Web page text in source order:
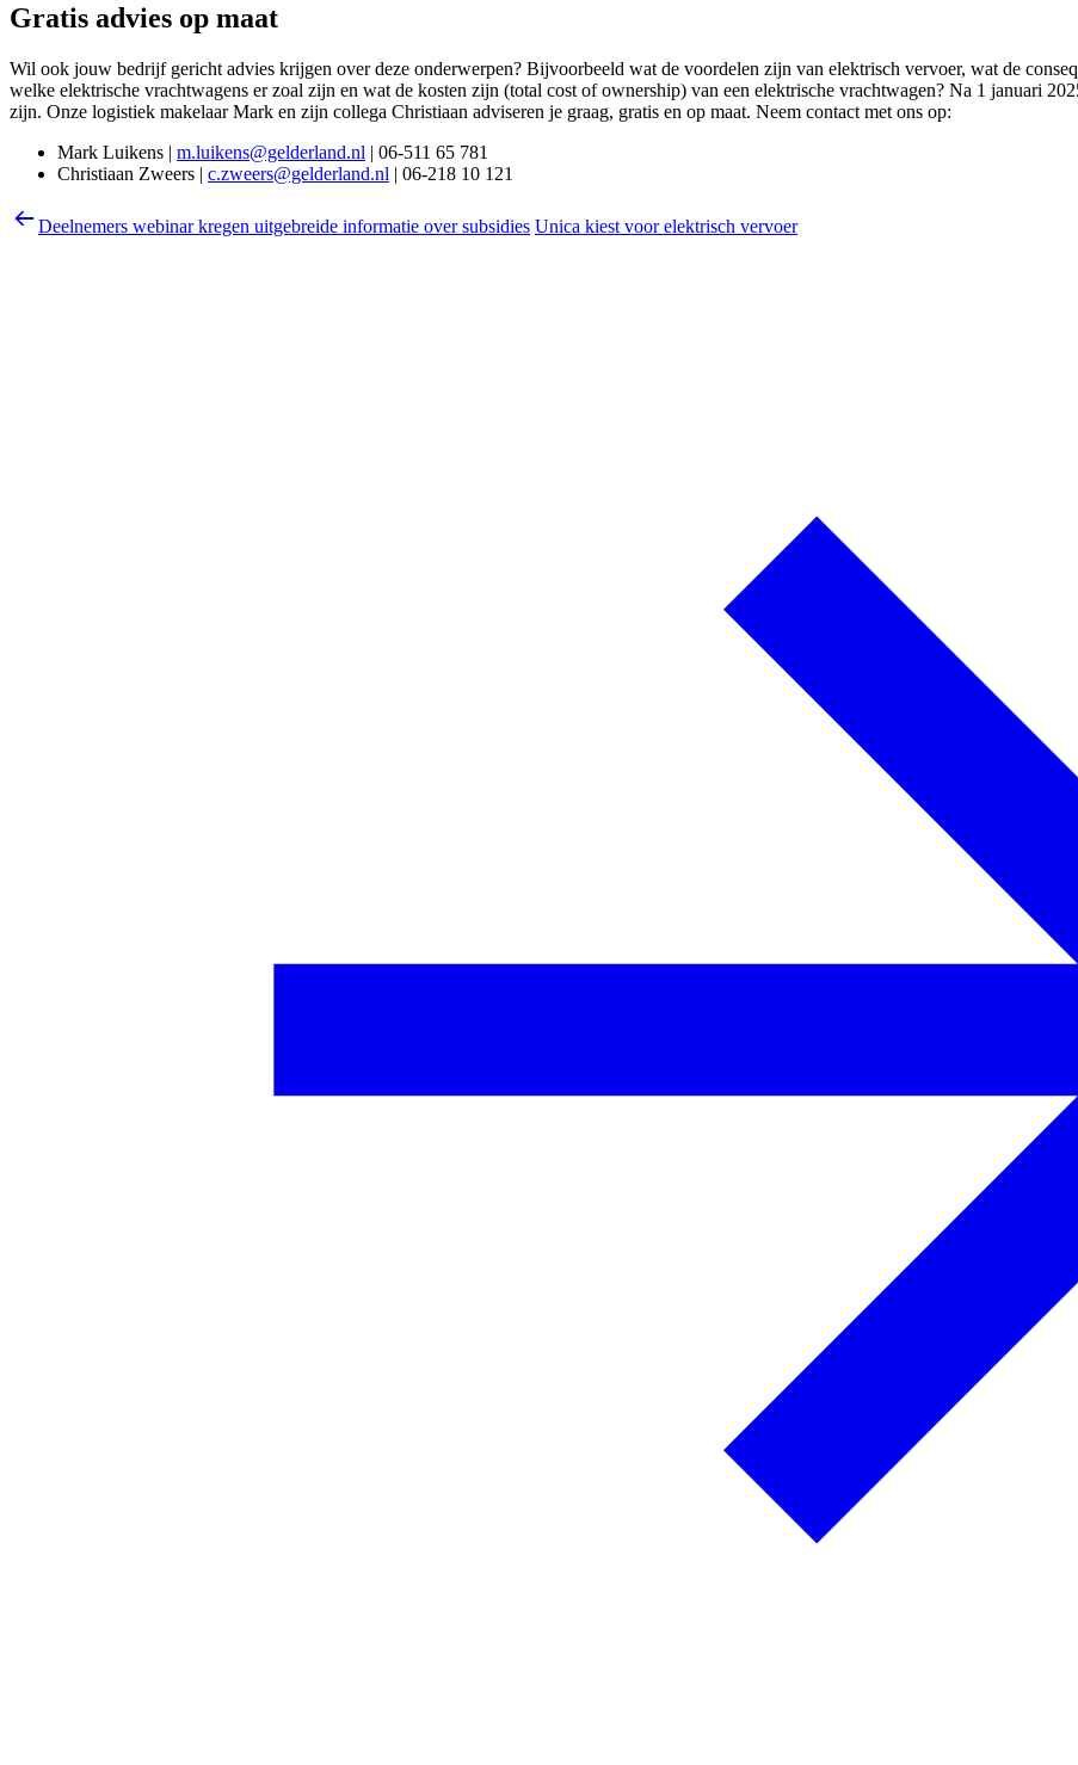
Gratis advies op maat
Wil ook jouw bedrijf gericht advies krijgen over deze onderwerpen? Bijvoorbeeld wat de voordelen zijn van elektrisch vervoer, wat de
welke elektrische vrachtwagens er zoal zijn en wat de kosten zijn (total cost of ownership) van een elektrische vrachtwagen? Na 1 januari
zijn. Onze logistiek makelaar Mark en zijn collega Christiaan adviseren je graag, gratis en op maat. Neem contact met ons op:
Mark Luikens | m.luikens@gelderland.nl | 06-511 65 781
Christiaan Zweers | c.zweers@gelderland.nl | 06-218 10 121
Deelnemers webinar kregen uitgebreide informatie over subsidies Unica kiest voor elektrisch vervoer